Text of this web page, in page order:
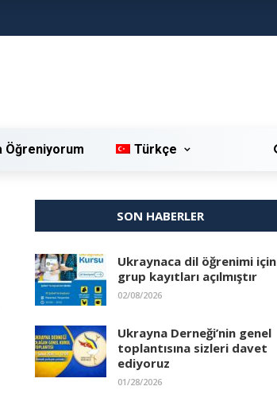
Öğreniyorum Türkçe
SON HABERLER
Ukraynaca dil öğrenimi için
grup kayıtları açılmıştır
02/08/2026
Ukrayna Derneği’nin genel
toplantısına sizleri davet
ediyoruz
01/28/2026